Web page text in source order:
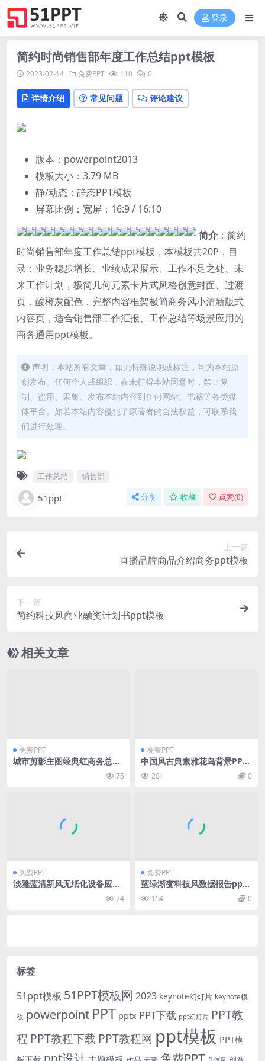
登录
简约时尚销售部年度工作总结ppt模板
2023-02-14 免费PPT 110 0
详情介绍 常见问题 评论建议
版本：powerpoint2013
模板大小： 3.79 MB
静/动态：静态PPT模板
屏幕比例：宽屏：16:9 / 16:10
简介 ：简约
时尚销售部年度工作总结ppt模板，本模板共20P，目
录：业务稳步增长、业绩成果展示、工作不足之处、未
来工作计划，极简几何元素卡片式风格创意封面、过渡
页，酸橙灰配色，完整内容框架极简商务风小清新版式
内容页，适合销售部工作汇报、工作总结等场景应用的
商务通用ppt模板。
声明：本站所有文章，如无特殊说明或标注，均为本站原
创发布。任何个人或组织，在未征得本站同意时，禁止复
制、盗用、采集、发布本站内容到任何网站、书籍等各类媒
体平台。如若本站内容侵犯了原著者的合法权益，可联系我
们进行处理。
工作总结 销售部
51ppt 分享 收藏 点赞(0)
上一篇
直播品牌商品介绍商务ppt模板
下一篇
简约科技风商业融资计划书ppt模板
相关文章
免费PPT
城市剪影主图经典红商务总结
75
免费PPT
中国风古典素雅花鸟背景PPT
201 0
免费PPT
淡雅蓝清新风无纸化设备应用
74
免费PPT
蓝绿渐变科技风数据报告ppt
154 0
标签
51ppt模板 51PPT模板网 2023 keynote幻灯片 keynote模
板 powerpoint PPT pptx PPT下载 ppt幻灯片 PPT教
程 PPT教程下载 PPT教程网 ppt模板 PPT模